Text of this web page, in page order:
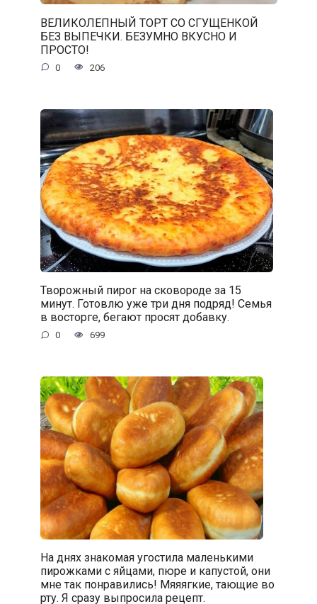
ВЕЛИКОЛЕПНЫЙ ТОРТ СО СГУЩЕНКОЙ
БЕЗ ВЫПЕЧКИ. БЕЗУМНО ВКУСНО И
ПРОСТО!
0 206
Творожный пирог на сковороде за 15
минут. Готовлю уже три дня подряд! Семья
в восторге, бегают просят добавку.
0 699
На днях знакомая угостила маленькими
пирожками с яйцами, пюре и капустой, они
мне так понравились! Мяяягкие, тающие во
рту. Я сразу выпросила рецепт.